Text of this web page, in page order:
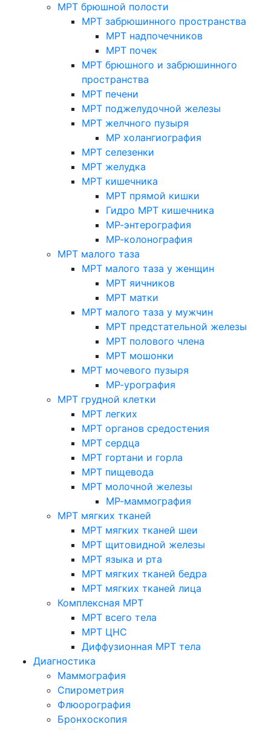
МРТ брюшной полости
МРТ забрюшинного пространства
МРТ надпочечников
МРТ почек
МРТ брюшного и забрюшинного
пространства
МРТ печени
МРТ поджелудочной железы
МРТ желчного пузыря
МР холангиография
МРТ селезенки
МРТ желудка
МРТ кишечника
МРТ прямой кишки
Гидро МРТ кишечника
МР-энтерография
МР-колонография
МРТ малого таза
МРТ малого таза у женщин
МРТ яичников
МРТ матки
МРТ малого таза у мужчин
МРТ предстательной железы
МРТ полового члена
МРТ мошонки
МРТ мочевого пузыря
МР-урография
МРТ грудной клетки
МРТ легких
МРТ органов средостения
МРТ сердца
МРТ гортани и горла
МРТ пищевода
МРТ молочной железы
МР-маммография
МРТ мягких тканей
МРТ мягких тканей шеи
МРТ щитовидной железы
МРТ языка и рта
МРТ мягких тканей бедра
МРТ мягких тканей лица
Комплексная МРТ
МРТ всего тела
МРТ ЦНС
Диффузионная МРТ тела
Диагностика
Маммография
Спирометрия
Флюорография
Бронхоскопия